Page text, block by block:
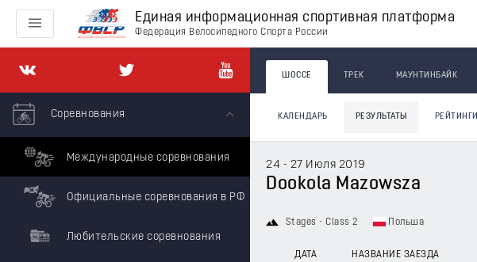
Единая информационная спортивная платформа
Федерация Велосипедного Спорта России
Соревнования
Международные соревнования
Официальные соревнования в РФ
Любительские соревнования
ШОССЕ ТРЕК МАУНТИНБАЙК
КАЛЕНДАРЬ РЕЗУЛЬТАТЫ РЕЙТИНГИ
24 - 27 Июля 2019
Dookola Mazowsza
Stages - Class 2 Польша
ДАТА НАЗВАНИЕ ЗАЕЗДА